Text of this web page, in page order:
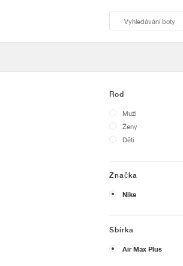
Rod
Muži
Ženy
Děti
Značka
Nike
Sbírka
Air Max Plus